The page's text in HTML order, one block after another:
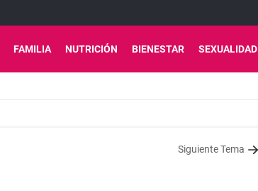
FAMILIA NUTRICIÓN BIENESTAR SEXUALIDAD
Siguiente Tema